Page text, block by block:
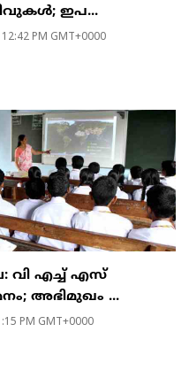
ഇപ...
12:42 PM GMT+0000
വി എച്ച് എസ്
അഭിമുഖം ...
PM GMT+0000